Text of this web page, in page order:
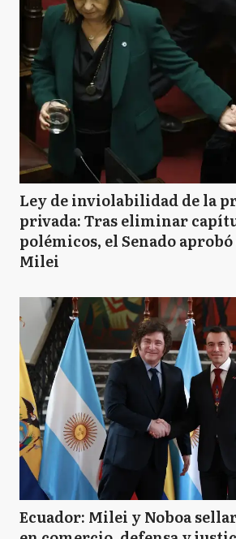
Ley de inviolabilidad de la
privada: Tras eliminar
polémicos, el Senado
Milei
Ecuador: Milei y Noboa